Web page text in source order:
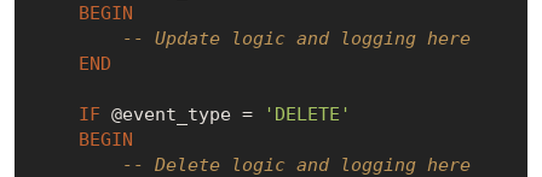
BEGIN
-- Update logic and logging here
END
IF @event_type =
'DELETE'
BEGIN
-- Delete logic and logging here